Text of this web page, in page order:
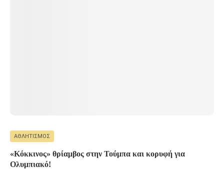
ΑΘΛΗΤΙΣΜΌΣ
«Κόκκινος» θρίαμβος στην Τούμπα και κορυφή για
Ολυμπιακό!